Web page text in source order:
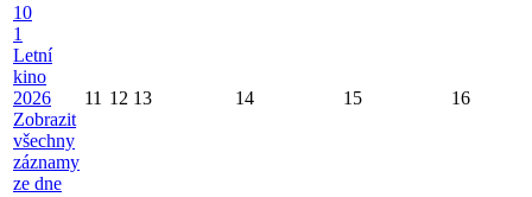
10
1
Letní
kino
2026
Zobrazit
všechny
záznamy
ze dne
11 12 13 14 15 16